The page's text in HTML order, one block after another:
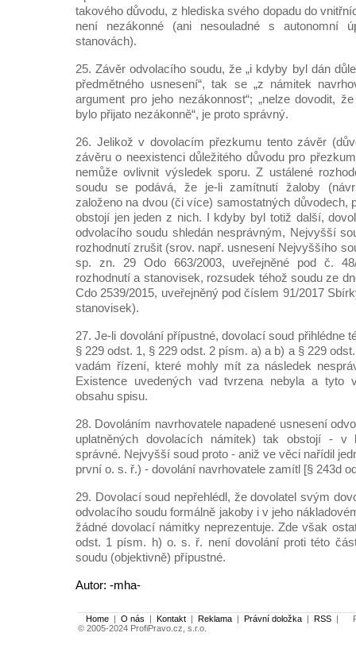
takového důvodu, z hlediska svého dopadu do
není nezákonné (ani nesouladné s autonomní
stanovách).
25. Závěr odvolacího soudu, že „i kdyby byl dán
předmětného usnesení“, tak se „z námitek
argument pro jeho nezákonnost“; „nelze dovodit,
bylo přijato nezákonně“, je proto správný.
26. Jelikož v dovolacím přezkumu tento závěr
závěru o neexistenci důležitého důvodu pro
nemůže ovlivnit výsledek sporu. Z ustálené
soudu se podává, že je-li zamítnutí žaloby
založeno na dvou (či více) samostatných důvodech,
obstojí jen jeden z nich. I kdyby byl totiž další,
odvolacího soudu shledán nesprávným, Nejvyšší
rozhodnutí zrušit (srov. např. usnesení Nejvyššího
sp. zn. 29 Odo 663/2003, uveřejněné pod č.
rozhodnutí a stanovisek, rozsudek téhož soudu ze
Cdo 2539/2015, uveřejněný pod číslem 91/2017
stanovisek).
27. Je-li dovolání přípustné, dovolací soud přihlédne
§ 229 odst. 1, § 229 odst. 2 písm. a) a b) a § 229
vadám řízení, které mohly mít za následek
Existence uvedených vad tvrzena nebyla a tyto
obsahu spisu.
28. Dovoláním navrhovatele napadené usnesení
uplatněných dovolacích námitek) tak obstojí - v
správné. Nejvyšší soud proto - aniž ve věci nařídil
první o. s. ř.) - dovolání navrhovatele zamítl [§ 243d
29. Dovolací soud nepřehlédl, že dovolatel svým
odvolacího soudu formálně jakoby i v jeho
žádné dovolací námitky neprezentuje. Zde však
odst. 1 písm. h) o. s. ř. není dovolání proti této
soudu (objektivně) přípustné.
Autor: -mha-
Home | O nás | Kontakt | Reklama | Právní doložka | RSS |
© 2005-2024 ProfiPravo.cz, s.r.o.